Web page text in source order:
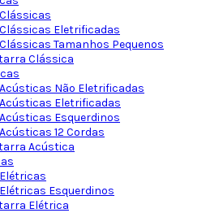
Eletrificadas
Tamanhos Pequenos
Clássica
Não Eletrificadas
Eletrificadas
Esquerdinos
12 Cordas
Acústica
Esquerdinos
Elétrica